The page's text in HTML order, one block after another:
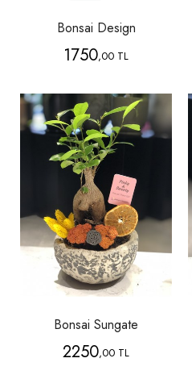
Bonsai Design
1750,00 TL
Bonsai Sungate
2250,00 TL